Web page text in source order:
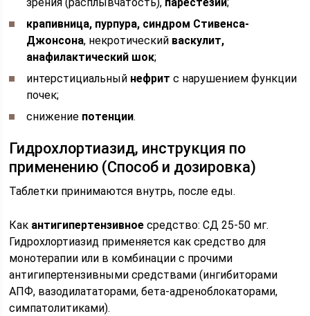
крапивница, пурпура, синдром Стивенса-
Джонсона, некротический васкулит,
анафилактический шок;
интерстициальный нефрит с нарушением функции
почек;
снижение потенции.
Гидрохлортиазид, инструкция по
применению (Способ и дозировка)
Таблетки принимаются внутрь, после еды.
Как антигипертензивное средство: СД 25-50 мг.
Гидрохлортиазид применяется как средство для
монотерапии или в комбинации с прочими
антигипертензивными средствами (ингибиторами
АПФ, вазодилататорами, бета-адреноблокаторами,
симпатолитиками).